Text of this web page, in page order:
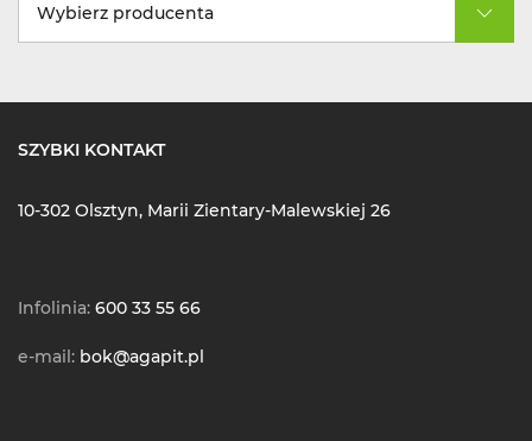
Wybierz producenta
SZYBKI KONTAKT
10-302 Olsztyn, Marii Zientary-Malewskiej 26
Infolinia: 600 33 55 66
e-mail: bok@agapit.pl